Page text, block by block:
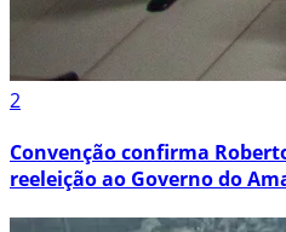
2
Convenção confirma
reeleição ao Governo do